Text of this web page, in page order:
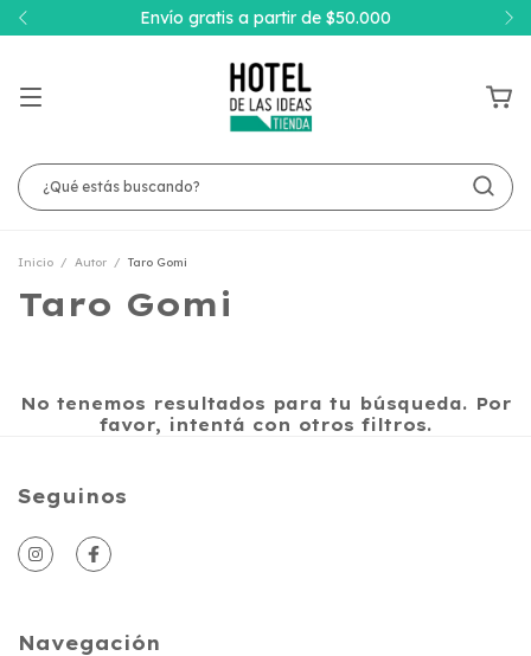
Envío gratis a partir de $50.000
Inicio / Autor / Taro Gomi
Taro Gomi
No tenemos resultados para tu búsqueda. Por
favor, intentá con otros filtros.
Seguinos
Navegación